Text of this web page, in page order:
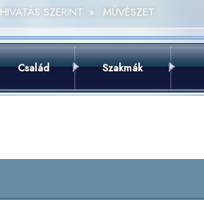
HIVATÁS SZERINT » MŰVÉSZET
Család Szakmák